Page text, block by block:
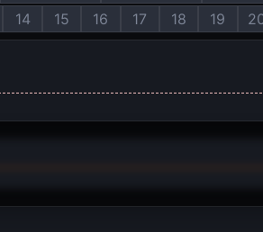
14 15 16 17 18 19